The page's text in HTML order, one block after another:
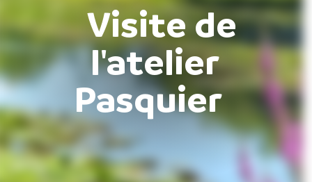
Visite de
l'atelier
Pasquier